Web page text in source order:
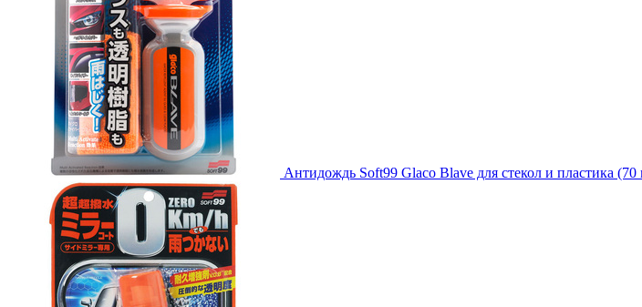
Антидождь Soft99 Glaco Blave для стекол и пластика (70